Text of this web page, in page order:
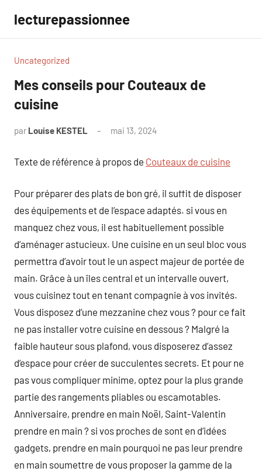
contenu
lecturepassionnee
Uncategorized
Mes conseils pour Couteaux de
cuisine
par Louise KESTEL mai 13, 2024
Texte de référence à propos de Couteaux de cuisine
Pour préparer des plats de bon gré, il suffit de disposer
des équipements et de l’espace adaptés. si vous en
manquez chez vous, il est habituellement possible
d’aménager astucieux. Une cuisine en un seul bloc vous
permettra d’avoir tout le un aspect majeur de portée de
main. Grâce à un îles central et un intervalle ouvert,
vous cuisinez tout en tenant compagnie à vos invités.
Vous disposez d’une mezzanine chez vous ? pour ce fait
ne pas installer votre cuisine en dessous ? Malgré la
faible hauteur sous plafond, vous disposerez d’assez
d’espace pour créer de succulentes secrets. Et pour ne
pas vous compliquer minime, optez pour la plus grande
partie des rangements pliables ou escamotables.
Anniversaire, prendre en main Noël, Saint-Valentin
prendre en main ? si vos proches de sont en d’idées
gadgets, prendre en main pourquoi ne pas leur prendre
en main soumettre de vous proposer la gamme de la